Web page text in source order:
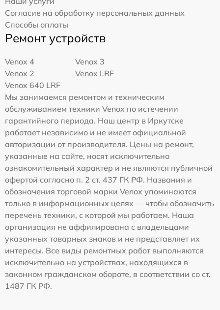
Согласие на обработку персональных данных
Способы оплаты
Ремонт устройств
Venox 4
Venox 3
Venox 2
Venox LRF
Venox 640 LRF
Мы занимаемся ремонтом и техническим
обслуживанием техники Venox по истечении
гарантийного периода. Наш центр в Иркутске
работает независимо и не имеет официальной
авторизации от производителя. Цены на ремонт,
указанные на сайте, носят исключительно
ознакомительный характер и не являются публичной
офертой согласно п. 2 ст. 437 ГК РФ. Названия и
обозначения торговой марки Venox упоминаются
только в информационных целях — чтобы обозначить
перечень техники, с которой мы работаем. Наша
организация не аффилирована с владельцами
указанных товарных знаков и не представляет их
интересы. Все виды ремонтных работ выполняются
исключительно на устройствах, находящихся в
законном гражданском обороте, в соответствии со ст.
1487 ГК РФ.